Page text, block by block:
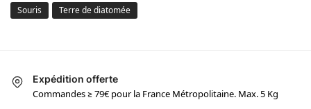
Souris
Terre de diatomée
Expédition offerte
Commandes ≥ 79€ pour la France Métropolitaine. Max. 5 Kg